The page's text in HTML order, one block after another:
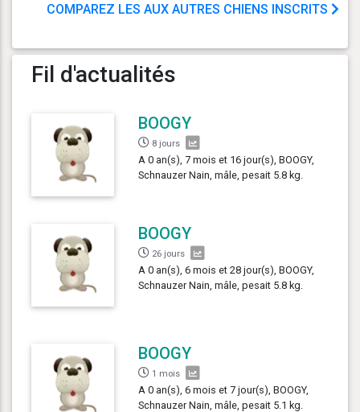
COMPAREZ LES AUX AUTRES CHIENS INSCRITS
Fil d'actualités
BOOGY
8 jours
A 0 an(s), 7 mois et 16 jour(s), BOOGY,
Schnauzer Nain, mâle, pesait 5.8 kg.
BOOGY
26 jours
A 0 an(s), 6 mois et 28 jour(s), BOOGY,
Schnauzer Nain, mâle, pesait 5.8 kg.
BOOGY
1 mois
A 0 an(s), 6 mois et 7 jour(s), BOOGY,
Schnauzer Nain, mâle, pesait 5.1 kg.